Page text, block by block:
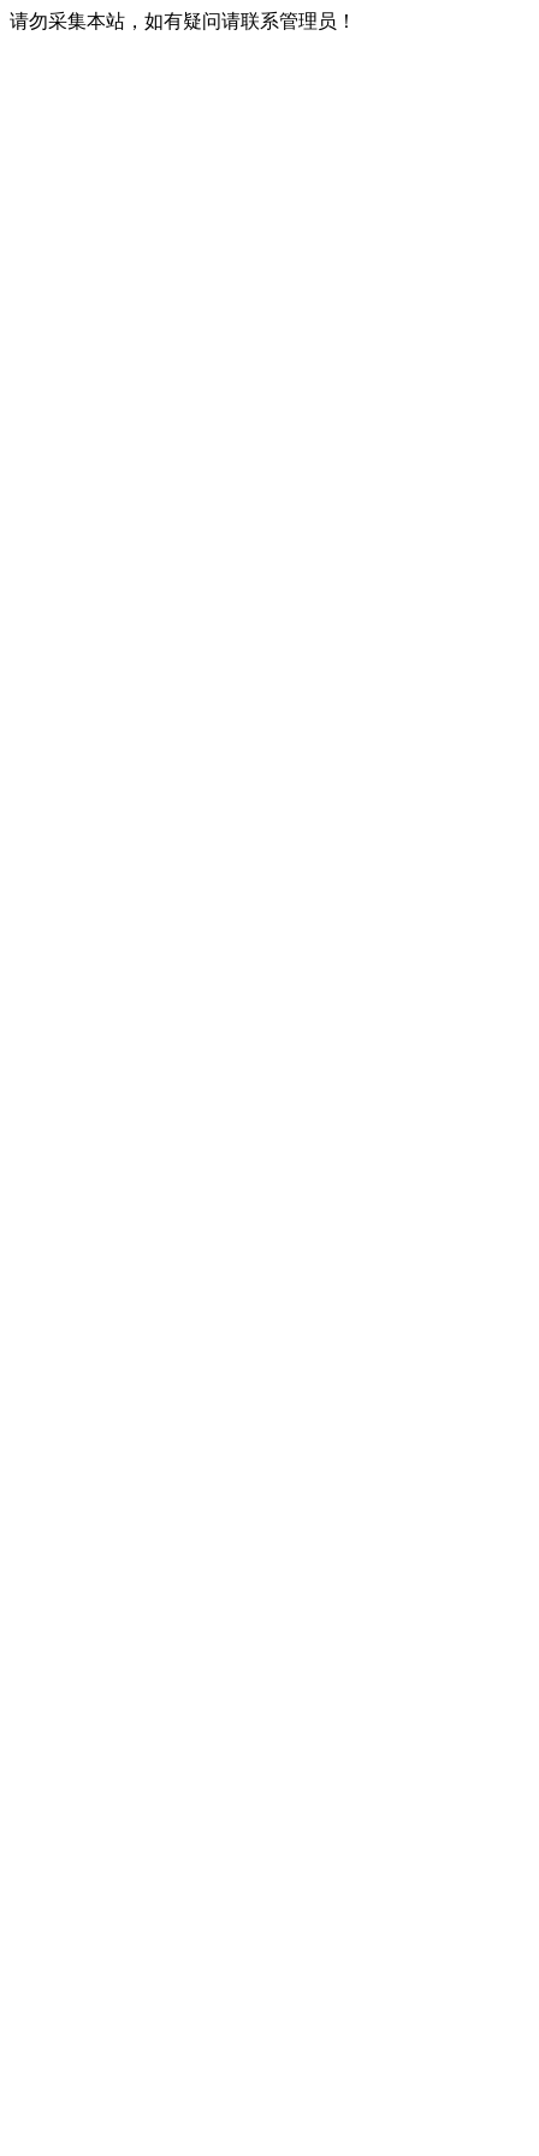
请勿采集本站，如有疑问请联系管理员！